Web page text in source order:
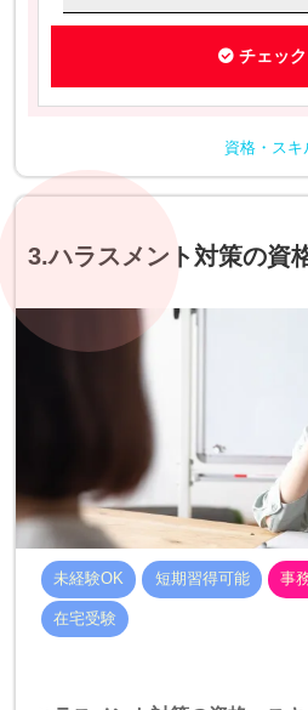
チェック
資格・スキ
3.ハラスメント対策の資
未経験OK 短期習得可能 事
在宅受験